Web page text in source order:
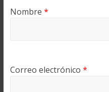
Nombre *
Correo electrónico *